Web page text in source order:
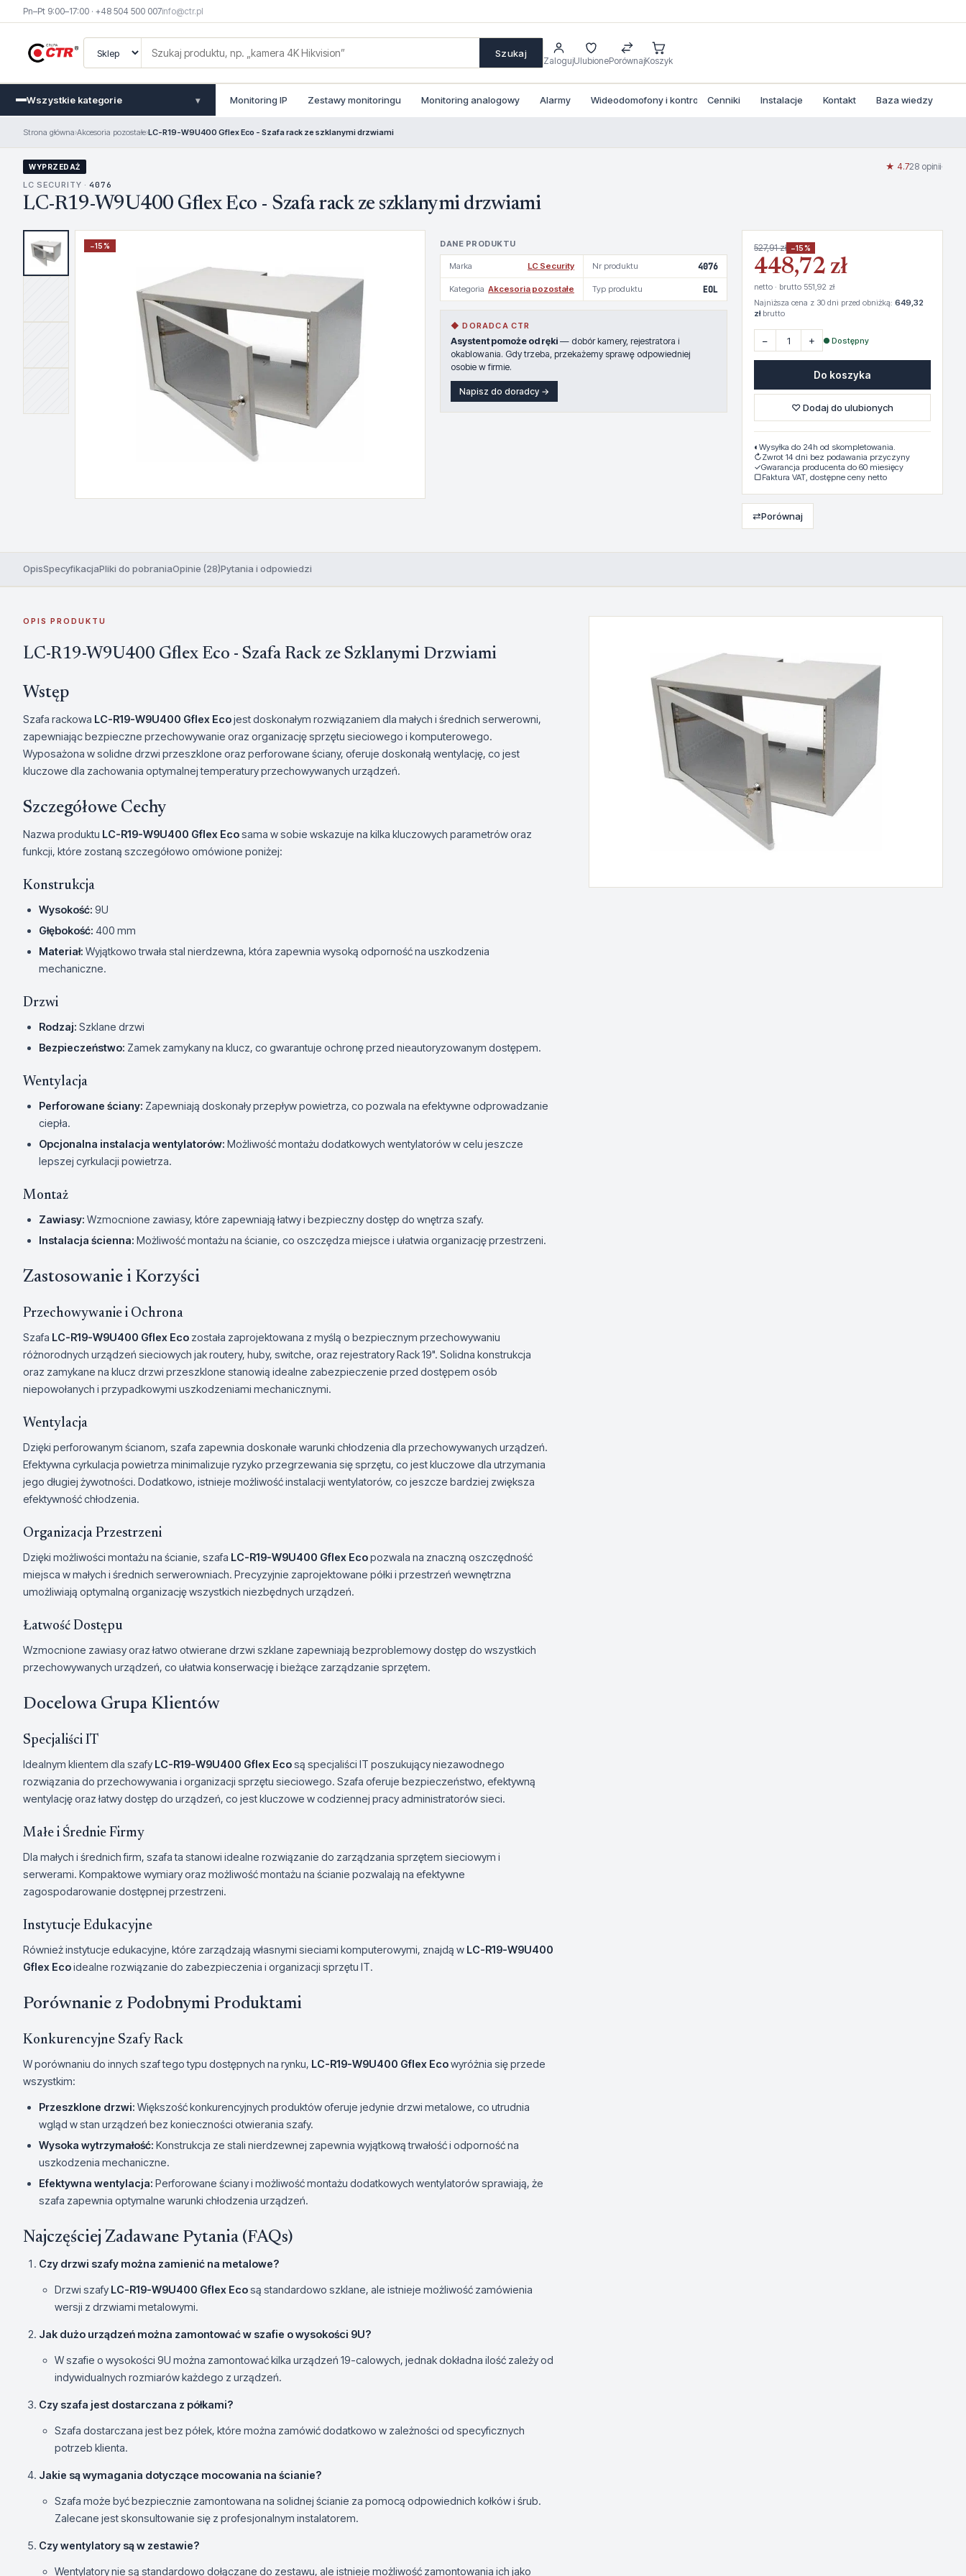
Pn–Pt 9:00–17:00 · +48 504 500 007info@ctr.pl
Szukaj
ZalogujUlubionePorównajKoszyk
Wszystkie kategorie ▾ Monitoring IP Zestawy monitoringu Monitoring analogowy Alarmy Wideodomofony i kontrola dostepu
Cenniki Instalacje Kontakt Baza wiedzy
Strona główna›Akcesoria pozostałe›LC-R19-W9U400 Gflex Eco - Szafa rack ze szklanymi drzwiami
WYPRZEDAŻ
LC SECURITY · 4076
LC-R19-W9U400 Gflex Eco - Szafa rack ze szklanymi drzwiami
★ 4.728 opinii·
−15% DANE PRODUKTU
Marka LC Security Nr produktu 4076
Kategoria Akcesoria pozostałe Typ produktu EOL
◆ DORADCA CTR
Asystent pomoże od ręki — dobór kamery, rejestratora i
okablowania. Gdy trzeba, przekażemy sprawę odpowiedniej
osobie w firmie.
Napisz do doradcy →
527,91 zł −15%
448,72 zł
netto · brutto 551,92 zł
Najniższa cena z 30 dni przed obniżką: 649,32
złbrutto
− + ● Dostępny
Do koszyka
♡ Dodaj do ulubionych
◐ Wysyłka do 24h od skompletowania.
↻Zwrot 14 dni bez podawania przyczyny
✓Gwarancja producenta do 60 miesięcy
▢Faktura VAT, dostępne ceny netto
⇄Porównaj
OpisSpecyfikacjaPliki do pobraniaOpinie (28)Pytania i odpowiedzi
OPIS PRODUKTU
LC-R19-W9U400 Gflex Eco - Szafa Rack ze Szklanymi Drzwiami
Wstęp
Szafa rackowa LC-R19-W9U400 Gflex Ecojest doskonałym rozwiązaniem dla małych i średnich serwerowni,
zapewniając bezpieczne przechowywanie oraz organizację sprzętu sieciowego i komputerowego.
Wyposażona w solidne drzwi przeszklone oraz perforowane ściany, oferuje doskonałą wentylację, co jest
kluczowe dla zachowania optymalnej temperatury przechowywanych urządzeń.
Szczegółowe Cechy
Nazwa produktu LC-R19-W9U400 Gflex Ecosama w sobie wskazuje na kilka kluczowych parametrów oraz
funkcji, które zostaną szczegółowo omówione poniżej:
Konstrukcja
Wysokość: 9U
Głębokość: 400 mm
Materiał: Wyjątkowo trwała stal nierdzewna, która zapewnia wysoką odporność na uszkodzenia
mechaniczne.
Drzwi
Rodzaj: Szklane drzwi
Bezpieczeństwo: Zamek zamykany na klucz, co gwarantuje ochronę przed nieautoryzowanym dostępem.
Wentylacja
Perforowane ściany: Zapewniają doskonały przepływ powietrza, co pozwala na efektywne odprowadzanie
ciepła.
Opcjonalna instalacja wentylatorów: Możliwość montażu dodatkowych wentylatorów w celu jeszcze
lepszej cyrkulacji powietrza.
Montaż
Zawiasy: Wzmocnione zawiasy, które zapewniają łatwy i bezpieczny dostęp do wnętrza szafy.
Instalacja ścienna: Możliwość montażu na ścianie, co oszczędza miejsce i ułatwia organizację przestrzeni.
Zastosowanie i Korzyści
Przechowywanie i Ochrona
Szafa LC-R19-W9U400 Gflex Eco została zaprojektowana z myślą o bezpiecznym przechowywaniu
różnorodnych urządzeń sieciowych jak routery, huby, switche, oraz rejestratory Rack 19". Solidna konstrukcja
oraz zamykane na klucz drzwi przeszklone stanowią idealne zabezpieczenie przed dostępem osób
niepowołanych i przypadkowymi uszkodzeniami mechanicznymi.
Wentylacja
Dzięki perforowanym ścianom, szafa zapewnia doskonałe warunki chłodzenia dla przechowywanych urządzeń.
Efektywna cyrkulacja powietrza minimalizuje ryzyko przegrzewania się sprzętu, co jest kluczowe dla utrzymania
jego długiej żywotności. Dodatkowo, istnieje możliwość instalacji wentylatorów, co jeszcze bardziej zwiększa
efektywność chłodzenia.
Organizacja Przestrzeni
Dzięki możliwości montażu na ścianie, szafa LC-R19-W9U400 Gflex Ecopozwala na znaczną oszczędność
miejsca w małych i średnich serwerowniach. Precyzyjnie zaprojektowane półki i przestrzeń wewnętrzna
umożliwiają optymalną organizację wszystkich niezbędnych urządzeń.
Łatwość Dostępu
Wzmocnione zawiasy oraz łatwo otwierane drzwi szklane zapewniają bezproblemowy dostęp do wszystkich
przechowywanych urządzeń, co ułatwia konserwację i bieżące zarządzanie sprzętem.
Docelowa Grupa Klientów
Specjaliści IT
Idealnym klientem dla szafy LC-R19-W9U400 Gflex Ecosą specjaliści IT poszukujący niezawodnego
rozwiązania do przechowywania i organizacji sprzętu sieciowego. Szafa oferuje bezpieczeństwo, efektywną
wentylację oraz łatwy dostęp do urządzeń, co jest kluczowe w codziennej pracy administratorów sieci.
Małe i Średnie Firmy
Dla małych i średnich firm, szafa ta stanowi idealne rozwiązanie do zarządzania sprzętem sieciowym i
serwerami. Kompaktowe wymiary oraz możliwość montażu na ścianie pozwalają na efektywne
zagospodarowanie dostępnej przestrzeni.
Instytucje Edukacyjne
Również instytucje edukacyjne, które zarządzają własnymi sieciami komputerowymi, znajdą w LC-R19-W9U400
Gflex Ecoidealne rozwiązanie do zabezpieczenia i organizacji sprzętu IT.
Porównanie z Podobnymi Produktami
Konkurencyjne Szafy Rack
W porównaniu do innych szaf tego typu dostępnych na rynku, LC-R19-W9U400 Gflex Ecowyróżnia się przede
wszystkim:
Przeszklone drzwi: Większość konkurencyjnych produktów oferuje jedynie drzwi metalowe, co utrudnia
wgląd w stan urządzeń bez konieczności otwierania szafy.
Wysoka wytrzymałość: Konstrukcja ze stali nierdzewnej zapewnia wyjątkową trwałość i odporność na
uszkodzenia mechaniczne.
Efektywna wentylacja: Perforowane ściany i możliwość montażu dodatkowych wentylatorów sprawiają, że
szafa zapewnia optymalne warunki chłodzenia urządzeń.
Najczęściej Zadawane Pytania (FAQs)
Czy drzwi szafy można zamienić na metalowe?
Drzwi szafy LC-R19-W9U400 Gflex Ecosą standardowo szklane, ale istnieje możliwość zamówienia
wersji z drzwiami metalowymi.
Jak dużo urządzeń można zamontować w szafie o wysokości 9U?
W szafie o wysokości 9U można zamontować kilka urządzeń 19-calowych, jednak dokładna ilość zależy od
indywidualnych rozmiarów każdego z urządzeń.
Czy szafa jest dostarczana z półkami?
Szafa dostarczana jest bez półek, które można zamówić dodatkowo w zależności od specyficznych
potrzeb klienta.
Jakie są wymagania dotyczące mocowania na ścianie?
Szafa może być bezpiecznie zamontowana na solidnej ścianie za pomocą odpowiednich kołków i śrub.
Zalecane jest skonsultowanie się z profesjonalnym instalatorem.
Czy wentylatory są w zestawie?
Wentylatory nie są standardowo dołączane do zestawu, ale istnieje możliwość zamontowania ich jako